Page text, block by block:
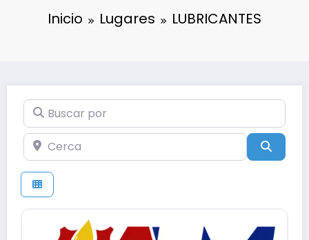
Inicio Lugares LUBRICANTES
Buscar por
Cerca